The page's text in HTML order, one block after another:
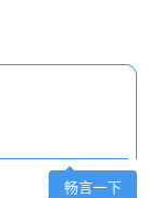
畅言一下